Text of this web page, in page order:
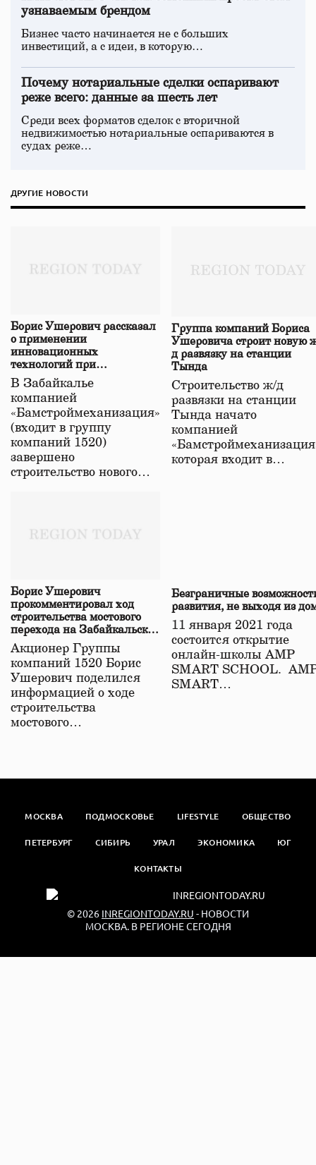
узнаваемым брендом
Бизнес часто начинается не с больших
инвестиций, а с идеи, в которую…
Почему нотариальные сделки оспаривают
реже всего: данные за шесть лет
Среди всех форматов сделок с вторичной
недвижимостью нотариальные оспариваются в
судах реже…
ДРУГИЕ НОВОСТИ
Борис Ушерович рассказал
о применении
инновационных
технологий при
строительстве нового моста
в Забайкалье
В Забайкалье
компанией
«Бамстроймеханизация»
(входит в группу
компаний 1520)
завершено
строительство нового…
Группа компаний Бориса
Ушеровича строит новую
д развязку на станции
Тында
Строительство ж/д
развязки на станции
Тында начато
компанией
которая входит в…
Борис Ушерович
прокомментировал ход
строительства мостового
перехода на Забайкальской
железной дороге
Акционер Группы
компаний 1520 Борис
Ушерович поделился
информацией о ходе
строительства
мостового…
Безграничные
развития, не выходя из
11 января 2021 года
состоится открытие
онлайн-школы АМР
SMART SCHOOL.
SMART…
МОСКВА ПОДМОСКОВЬЕ LIFESTYLE ОБЩЕСТВО
ПЕТЕРБУРГ СИБИРЬ УРАЛ ЭКОНОМИКА ЮГ
КОНТАКТЫ
© 2026 INREGIONTODAY.RU - НОВОСТИ
МОСКВА. В РЕГИОНЕ СЕГОДНЯ